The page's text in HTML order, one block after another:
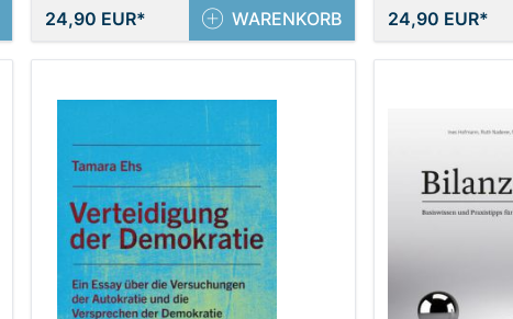
24,90 EUR WARENKORB 24,90 EUR